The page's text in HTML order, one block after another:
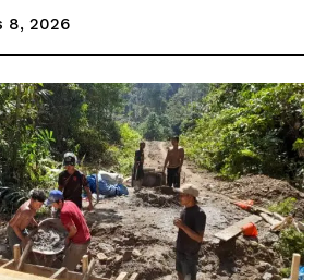
8, 2026